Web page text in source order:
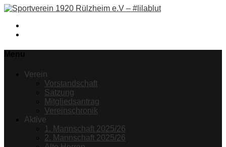
Verein
Vorstandschaft
Satzung
Mitgliedsantrag
Vereinschronik
Aktive
1. Mannschaft 2025/26
2. Mannschaft 2025/26